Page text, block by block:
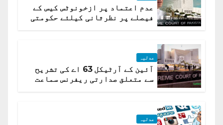
عدم اعتماد پر ازخونوٹس کیس کے
فیصلے پر نظرثانی کیلئے حکومتی
عدلیہ
آئین کے آرٹیکل 63 اے کی تشریح
سے متعلق صدارتی ریفرنس سماعت
عدلیہ